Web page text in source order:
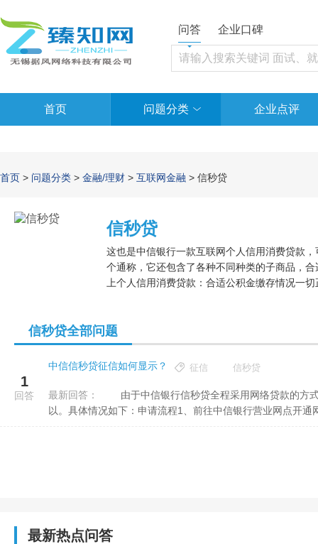
问答 企业口碑
首页 问题分类 企业点评
首页 > 问题分类 > 金融/理财 > 互联网金融 > 信秒贷
信秒贷
这也是中信银行一款互联网个人信用消费贷款
个通称，它还包含了各种不同种类的子商品，
上个人信用消费贷款：合适公积金缴存情况一
信秒贷全部问题
1
回答
中信信秒贷征信如何显示？ 征信 信秒贷
最新回答：
以。具体情况如下：申请流程1、前往中信银行营业网点开通
最新热点问答